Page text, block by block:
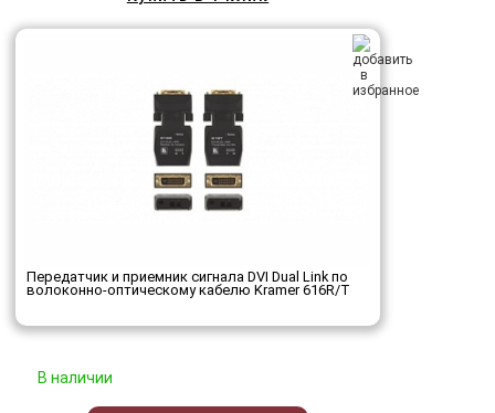
Передатчик и приемник сигнала DVI Dual Link по
волоконно-оптическому кабелю Kramer 616R/T
В наличии